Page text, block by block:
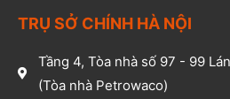
TRỤ SỞ CHÍNH HÀ NỘI
Tầng 4, Tòa nhà số 97 - 99
(Tòa nhà Petrowaco)